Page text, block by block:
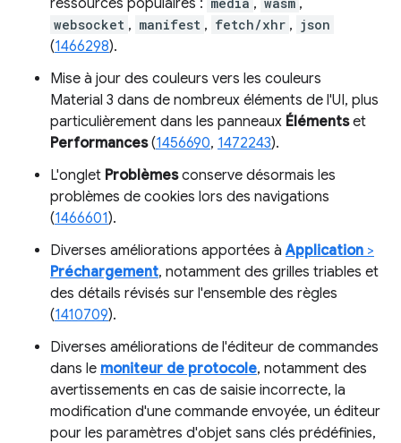
websocket , manifest , fetch/xhr , json
(1466298).
Mise à jour des couleurs vers les couleurs
Material 3 dans de nombreux éléments de l'UI, plus
particulièrement dans les panneaux Élémentset
Performances(1456690, 1472243).
L'onglet Problèmesconserve désormais les
problèmes de cookies lors des navigations
(1466601).
Diverses améliorations apportées àApplication >
Préchargement, notamment des grilles triables et
des détails révisés sur l'ensemble des règles
(1410709).
Diverses améliorations de l'éditeur de commandes
dans le moniteur de protocole, notamment des
avertissements en cas de saisie incorrecte, la
modification d'une commande envoyée, un éditeur
pour les paramètres d'objet sans clés prédéfinies,